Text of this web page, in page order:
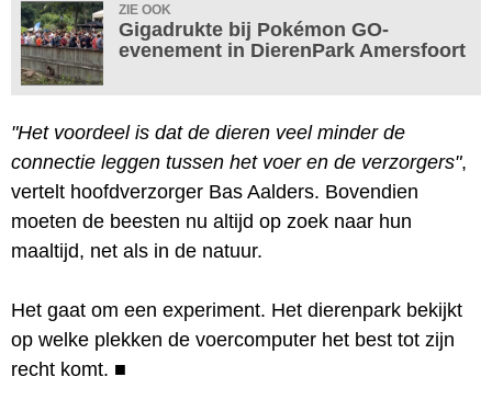
ZIE OOK
Gigadrukte bij Pokémon GO-
evenement in DierenPark Amersfoort
"Het voordeel is dat de dieren veel minder de
connectie leggen tussen het voer en de verzorgers",
vertelt hoofdverzorger Bas Aalders. Bovendien
moeten de beesten nu altijd op zoek naar hun
maaltijd, net als in de natuur.
Het gaat om een experiment. Het dierenpark bekijkt
op welke plekken de voercomputer het best tot zijn
recht komt. ■